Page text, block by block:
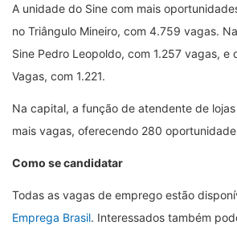
A unidade do Sine com mais
no Triângulo Mineiro, com 4.759 vagas.
Sine Pedro Leopoldo, com 1.257 vagas, e
Vagas, com 1.221.
Na capital, a função de atendente de
mais vagas, oferecendo 280
Como se candidatar
Todas as vagas de emprego estão
Emprega Brasil. Interessados também